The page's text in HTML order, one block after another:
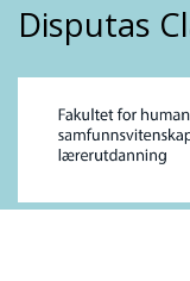
Disputas